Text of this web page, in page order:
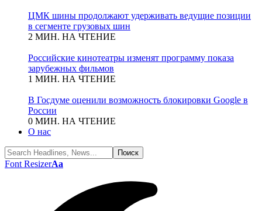
ЦМК шины продолжают удерживать ведущие позиции
в сегменте грузовых шин
2 МИН. НА ЧТЕНИЕ
Российские кинотеатры изменят программу показа
зарубежных фильмов
1 МИН. НА ЧТЕНИЕ
В Госдуме оценили возможность блокировки Google в
России
0 МИН. НА ЧТЕНИЕ
О нас
Font ResizerAa